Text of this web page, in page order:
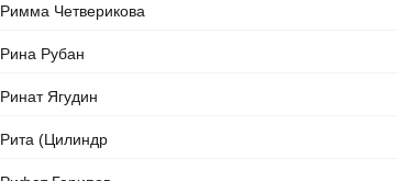
Римма Четверикова
Рина Рубан
Ринат Ягудин
Рита (Цилиндр